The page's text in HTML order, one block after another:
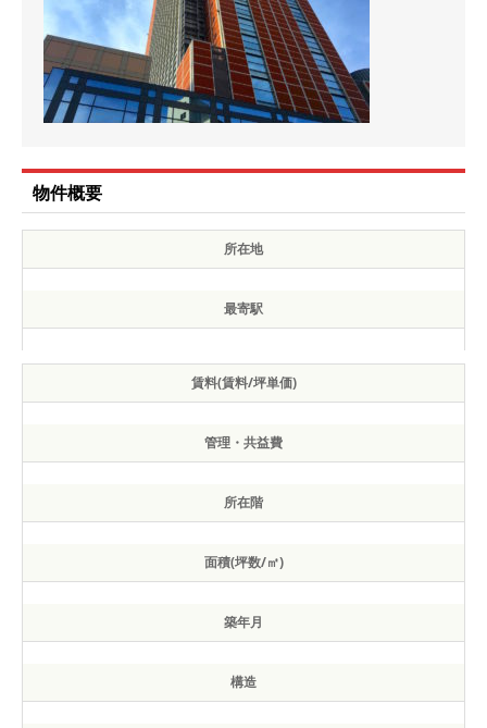
物件概要
所在地
最寄駅
賃料(賃料/坪単価)
管理・共益費
所在階
面積(坪数/㎡)
築年月
構造